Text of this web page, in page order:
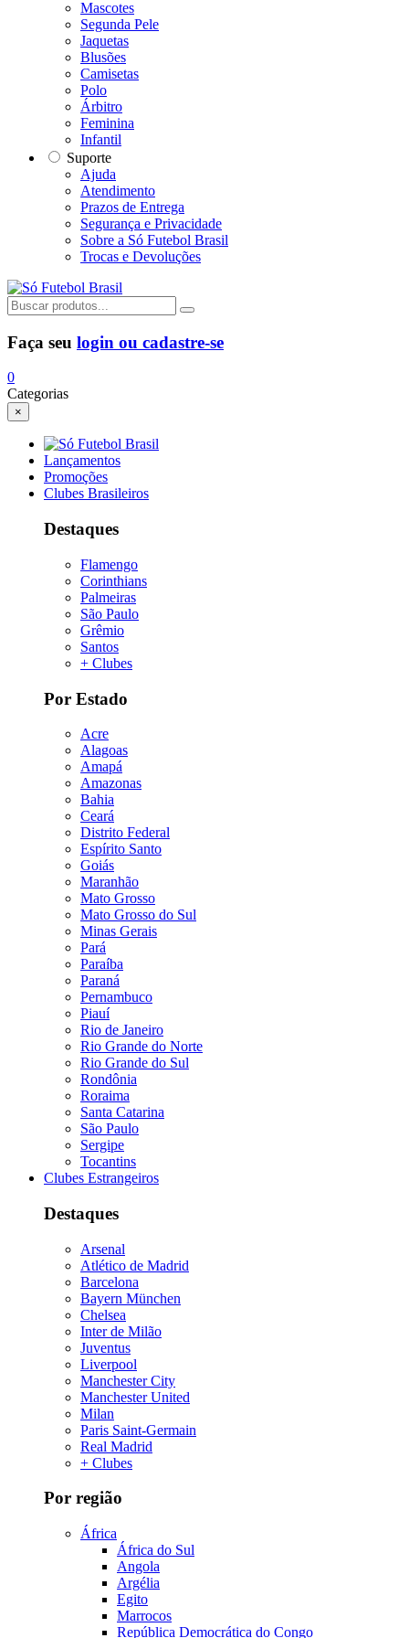
Mascotes
Segunda Pele
Jaquetas
Blusões
Camisetas
Polo
Árbitro
Feminina
Infantil
Suporte
Ajuda
Atendimento
Prazos de Entrega
Segurança e Privacidade
Sobre a Só Futebol Brasil
Trocas e Devoluções
Faça seu login ou cadastre-se
0
Categorias
×
Lançamentos
Promoções
Clubes Brasileiros
Destaques
Flamengo
Corinthians
Palmeiras
São Paulo
Grêmio
Santos
+ Clubes
Por Estado
Acre
Alagoas
Amapá
Amazonas
Bahia
Ceará
Distrito Federal
Espírito Santo
Goiás
Maranhão
Mato Grosso
Mato Grosso do Sul
Minas Gerais
Pará
Paraíba
Paraná
Pernambuco
Piauí
Rio de Janeiro
Rio Grande do Norte
Rio Grande do Sul
Rondônia
Roraima
Santa Catarina
São Paulo
Sergipe
Tocantins
Clubes Estrangeiros
Destaques
Arsenal
Atlético de Madrid
Barcelona
Bayern München
Chelsea
Inter de Milão
Juventus
Liverpool
Manchester City
Manchester United
Milan
Paris Saint-Germain
Real Madrid
+ Clubes
Por região
África
África do Sul
Angola
Argélia
Egito
Marrocos
República Democrática do Congo